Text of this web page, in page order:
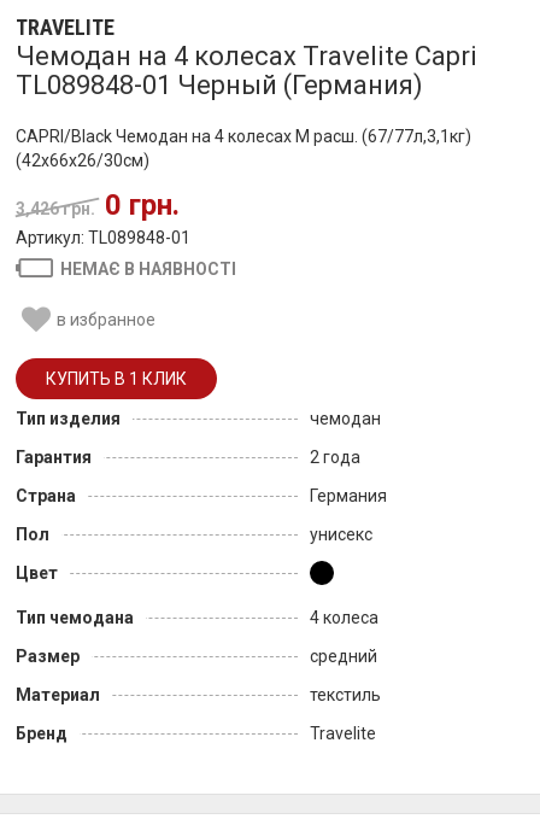
TRAVELITE
Чемодан на 4 колесах Travelite Capri
TL089848-01 Черный (Германия)
CAPRI/Black Чемодан на 4 колесах M расш. (67/77л,3,1кг)
(42x66x26/30см)
3,426 грн. 0 грн.
Артикул: TL089848-01
НЕМАЄ В НАЯВНОСТІ
в избранное
Тип изделия
чемодан
Гарантия
2 года
Страна
Германия
Пол
унисекс
Цвет
Тип чемодана
4 колеса
Размер
средний
Материал
текстиль
Бренд
Travelite